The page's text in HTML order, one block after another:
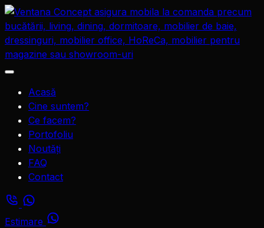
Sari
la
conținut
Deschide
Acasă
Cine suntem?
Ce facem?
Portofoliu
Noutăți
FAQ
Contact
Estimare